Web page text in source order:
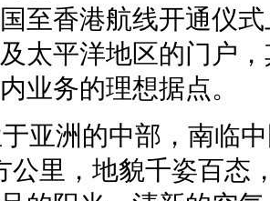
至香港航线开通仪
太平洋地区的门户
业务的理想据点。
亚洲的中部，南临
公里，地貌千姿百态